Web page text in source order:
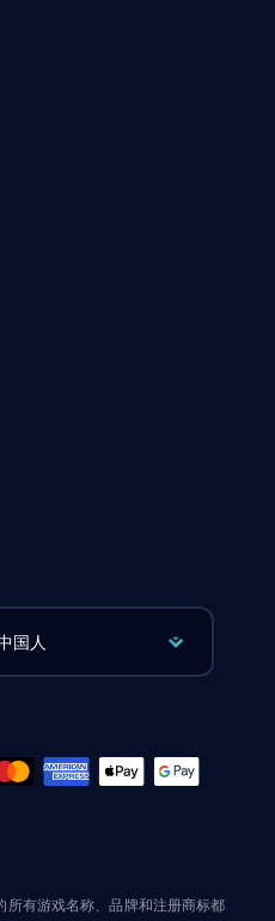
国人
有游戏名称、品牌和注册商标都